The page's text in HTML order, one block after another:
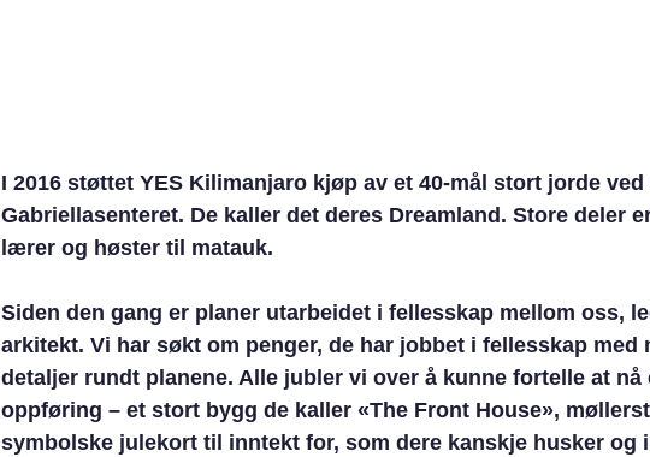
I 2016 støttet YES Kilimanjaro kjøp av et 40-mål stort jorde
Gabriellasenteret. De kaller det deres Dreamland. Store deler
lærer og høster til matauk.
Siden den gang er planer utarbeidet i fellesskap mellom oss,
arkitekt. Vi har søkt om penger, de har jobbet i fellesskap med
detaljer rundt planene. Alle jubler vi over å kunne fortelle at
oppføring – et stort bygg de kaller «The Front House»,
symbolske julekort til inntekt for, som dere kanskje husker og